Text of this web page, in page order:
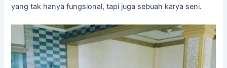
yang tak hanya fungsional, tapi juga sebuah karya seni.